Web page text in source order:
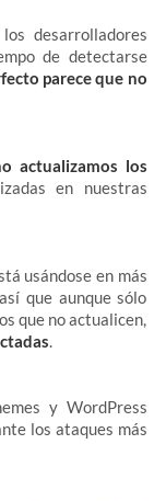
desarrolladores
de detectarse
parece que no
actualizamos los
en nuestras
usándose en más
que aunque sólo
que no actualicen,
.
y WordPress
los ataques más